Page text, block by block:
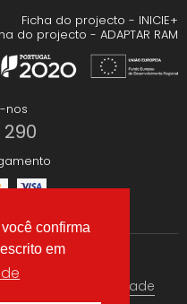
confirma
em
Ficha do projecto - INICIE+
do projecto - ADAPTAR RAM
nos
290
Política de Privacidade